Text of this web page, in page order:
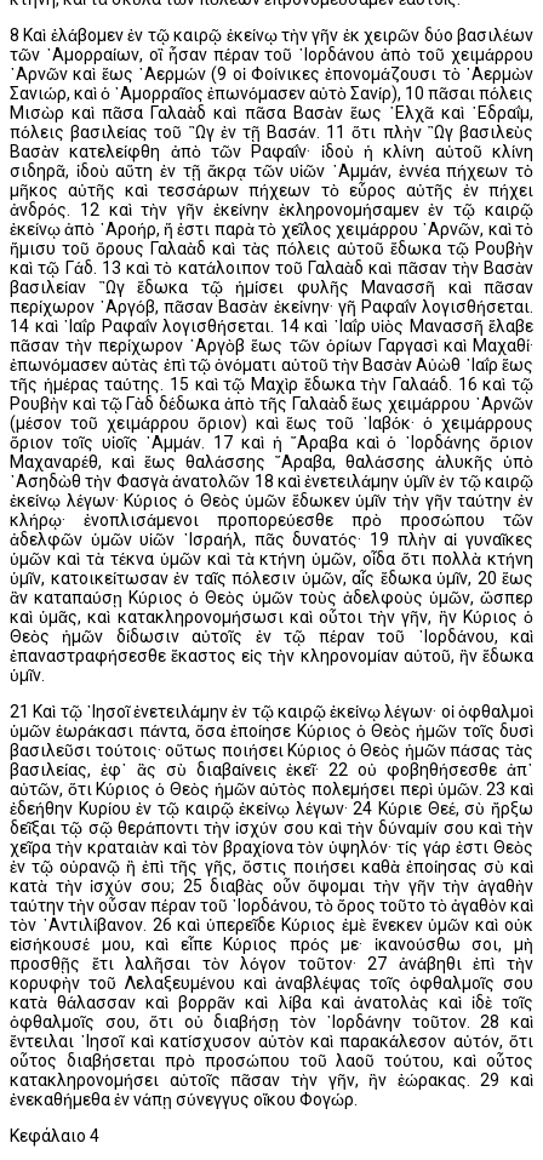
8 Καὶ ἐλάβομεν ἐν τῷ καιρῷ ἐκείνῳ τὴν γῆν ἐκ χειρῶν δύο βασιλέων
τῶν ᾿Αμορραίων, οἳ ἦσαν πέραν τοῦ ᾿Ιορδάνου ἀπὸ τοῦ χειμάρρου
᾿Αρνῶν καὶ ἕως ᾿Αερμών (9 οἱ Φοίνικες ἐπονομάζουσι τὸ ᾿Αερμὼν
Σανιώρ, καὶ ὁ ᾿Αμορραῖος ἐπωνόμασεν αὐτὸ Σανίρ), 10 πᾶσαι πόλεις
Μισὼρ καὶ πᾶσα Γαλαὰδ καὶ πᾶσα Βασὰν ἕως ῾Ελχᾶ καὶ ῾Εδραΐμ,
πόλεις βασιλείας τοῦ ῍Ωγ ἐν τῇ Βασάν. 11 ὅτι πλὴν ῍Ωγ βασιλεὺς
Βασὰν κατελείφθη ἀπὸ τῶν Ραφαΐν· ἰδοὺ ἡ κλίνη αὐτοῦ κλίνη
σιδηρᾶ, ἰδοὺ αὕτη ἐν τῇ ἄκρᾳ τῶν υἱῶν ᾿Αμμάν, ἐννέα πήχεων τὸ
μῆκος αὐτῆς καὶ τεσσάρων πήχεων τὸ εὖρος αὐτῆς ἐν πήχει
ἀνδρός. 12 καὶ τὴν γῆν ἐκείνην ἐκληρονομήσαμεν ἐν τῷ καιρῷ
ἐκείνῳ ἀπὸ ᾿Αροήρ, ἥ ἐστι παρὰ τὸ χεῖλος χειμάρρου ᾿Αρνῶν, καὶ τὸ
ἥμισυ τοῦ ὄρους Γαλαὰδ καὶ τὰς πόλεις αὐτοῦ ἔδωκα τῷ Ρουβὴν
καὶ τῷ Γάδ. 13 καὶ τὸ κατάλοιπον τοῦ Γαλαὰδ καὶ πᾶσαν τὴν Βασὰν
βασιλείαν ῍Ωγ ἔδωκα τῷ ἡμίσει φυλῆς Μανασσῆ καὶ πᾶσαν
περίχωρον ᾿Αργόβ, πᾶσαν Βασὰν ἐκείνην· γῆ Ραφαΐν λογισθήσεται.
14 καὶ ᾿Ιαΐρ Ραφαΐν λογισθήσεται. 14 καὶ ᾿Ιαΐρ υἱὸς Μανασσῆ ἔλαβε
πᾶσαν τὴν περίχωρον ᾿Αργὸβ ἕως τῶν ὁρίων Γαργασὶ καὶ Μαχαθί·
ἐπωνόμασεν αὐτὰς ἐπὶ τῷ ὀνόματι αὐτοῦ τὴν Βασὰν Αὐὼθ ᾿Ιαΐρ ἕως
τῆς ἡμέρας ταύτης. 15 καὶ τῷ Μαχὶρ ἔδωκα τὴν Γαλαάδ. 16 καὶ τῷ
Ρουβὴν καὶ τῷ Γὰδ δέδωκα ἀπὸ τῆς Γαλαὰδ ἕως χειμάρρου ᾿Αρνῶν
(μέσον τοῦ χειμάρρου ὅριον) καὶ ἕως τοῦ ᾿Ιαβόκ· ὁ χειμάρρους
ὅριον τοῖς υἱοῖς ᾿Αμμάν. 17 καὶ ἡ ῎Αραβα καὶ ὁ ᾿Ιορδάνης ὅριον
Μαχαναρέθ, καὶ ἕως θαλάσσης ῎Αραβα, θαλάσσης ἁλυκῆς ὑπὸ
᾿Ασηδὼθ τὴν Φασγὰ ἀνατολῶν 18 καὶ ἐνετειλάμην ὑμῖν ἐν τῷ καιρῷ
ἐκείνῳ λέγων· Κύριος ὁ Θεὸς ὑμῶν ἔδωκεν ὑμῖν τὴν γῆν ταύτην ἐν
κλήρῳ· ἐνοπλισάμενοι προπορεύεσθε πρὸ προσώπου τῶν
ἀδελφῶν ὑμῶν υἱῶν ᾿Ισραήλ, πᾶς δυνατός· 19 πλὴν αἱ γυναῖκες
ὑμῶν καὶ τὰ τέκνα ὑμῶν καὶ τὰ κτήνη ὑμῶν, οἶδα ὅτι πολλὰ κτήνη
ὑμῖν, κατοικείτωσαν ἐν ταῖς πόλεσιν ὑμῶν, αἷς ἔδωκα ὑμῖν, 20 ἕως
ἂν καταπαύσῃ Κύριος ὁ Θεὸς ὑμῶν τοὺς ἀδελφοὺς ὑμῶν, ὥσπερ
καὶ ὑμᾶς, καὶ κατακληρονομήσωσι καὶ οὗτοι τὴν γῆν, ἣν Κύριος ὁ
Θεὸς ἡμῶν δίδωσιν αὐτοῖς ἐν τῷ πέραν τοῦ ᾿Ιορδάνου, καὶ
ἐπαναστραφήσεσθε ἕκαστος εἰς τὴν κληρονομίαν αὐτοῦ, ἣν ἔδωκα
ὑμῖν.
21 Καὶ τῷ ᾿Ιησοῖ ἐνετειλάμην ἐν τῷ καιρῷ ἐκείνῳ λέγων· οἱ ὀφθαλμοὶ
ὑμῶν ἑωράκασι πάντα, ὅσα ἐποίησε Κύριος ὁ Θεὸς ἡμῶν τοῖς δυσὶ
βασιλεῦσι τούτοις· οὕτως ποιήσει Κύριος ὁ Θεὸς ἡμῶν πάσας τὰς
βασιλείας, ἐφ᾿ ἃς σὺ διαβαίνεις ἐκεῖ· 22 οὐ φοβηθήσεσθε ἀπ᾿
αὐτῶν, ὅτι Κύριος ὁ Θεὸς ἡμῶν αὐτὸς πολεμήσει περὶ ὑμῶν. 23 καὶ
ἐδεήθην Κυρίου ἐν τῷ καιρῷ ἐκείνῳ λέγων· 24 Κύριε Θεέ, σὺ ἤρξω
δεῖξαι τῷ σῷ θεράποντι τὴν ἰσχύν σου καὶ τὴν δύναμίν σου καὶ τὴν
χεῖρα τὴν κραταιὰν καὶ τὸν βραχίονα τὸν ὑψηλόν· τίς γάρ ἐστι Θεὸς
ἐν τῷ οὐρανῷ ἢ ἐπὶ τῆς γῆς, ὅστις ποιήσει καθὰ ἐποίησας σὺ καὶ
κατὰ τὴν ἰσχύν σου; 25 διαβὰς οὖν ὄψομαι τὴν γῆν τὴν ἀγαθὴν
ταύτην τὴν οὖσαν πέραν τοῦ ᾿Ιορδάνου, τὸ ὄρος τοῦτο τὸ ἀγαθὸν καὶ
τὸν ᾿Αντιλίβανον. 26 καὶ ὑπερεῖδε Κύριος ἐμὲ ἕνεκεν ὑμῶν καὶ οὐκ
εἰσήκουσέ μου, καὶ εἶπε Κύριος πρός με· ἱκανούσθω σοι, μὴ
προσθῇς ἔτι λαλῆσαι τὸν λόγον τοῦτον· 27 ἀνάβηθι ἐπὶ τὴν
κορυφὴν τοῦ Λελαξευμένου καὶ ἀναβλέψας τοῖς ὀφθαλμοῖς σου
κατὰ θάλασσαν καὶ βορρᾶν καὶ λίβα καὶ ἀνατολὰς καὶ ἰδὲ τοῖς
ὀφθαλμοῖς σου, ὅτι οὐ διαβήσῃ τὸν ᾿Ιορδάνην τοῦτον. 28 καὶ
ἔντειλαι ᾿Ιησοῖ καὶ κατίσχυσον αὐτὸν καὶ παρακάλεσον αὐτόν, ὅτι
οὗτος διαβήσεται πρὸ προσώπου τοῦ λαοῦ τούτου, καὶ οὗτος
κατακληρονομήσει αὐτοῖς πᾶσαν τὴν γῆν, ἣν ἑώρακας. 29 καὶ
ἐνεκαθήμεθα ἐν νάπῃ σύνεγγυς οἴκου Φογώρ.
Κεφάλαιο 4